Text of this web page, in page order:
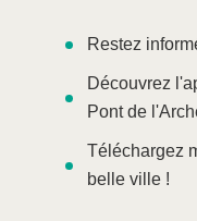
Restez
Découvrez
Pont de
Téléchargez
belle ville !